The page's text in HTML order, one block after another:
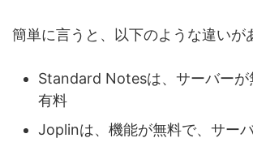
簡単に言うと、以下のような違いが
Standard Notesは、サーバーが
有料
Joplinは、機能が無料で、サー